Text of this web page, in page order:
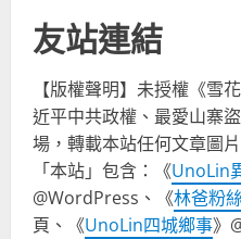
友站連結
【版權聲明】未授權《雪
近平中共政權、最愛山寨
場，轉載本站任何文章圖
「本站」包含：《UnoLin
@WordPress、《林爸粉
頁、《UnoLin四城鄉事》